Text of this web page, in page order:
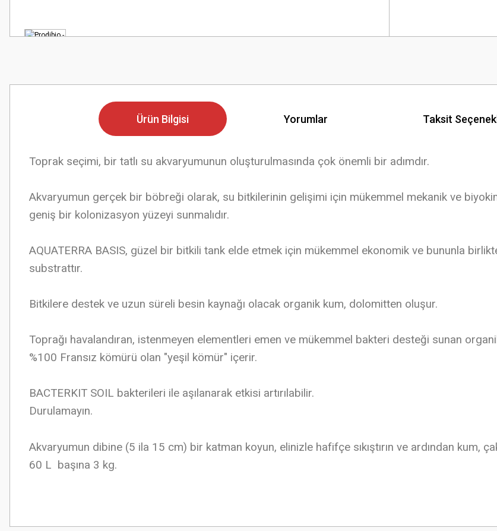
Ürün Bilgisi Yorumlar Taksit
Toprak seçimi, bir tatlı su akvaryumunun oluşturulmasında çok önemli bir adımdır.
Akvaryumun gerçek bir böbreği olarak, su bitkilerinin gelişimi için mükemmel mekanik ve
geniş bir kolonizasyon yüzeyi sunmalıdır.
AQUATERRA BASIS, güzel bir bitkili tank elde etmek için mükemmel ekonomik ve bununla
substrattır.
Bitkilere destek ve uzun süreli besin kaynağı olacak organik kum, dolomitten oluşur.
Toprağı havalandıran, istenmeyen elementleri emen ve mükemmel bakteri desteği sunan
%100 Fransız kömürü olan "yeşil kömür" içerir.
BACTERKIT SOIL bakterileri ile aşılanarak etkisi artırılabilir.
Durulamayın.
Akvaryumun dibine (5 ila 15 cm) bir katman koyun, elinizle hafifçe sıkıştırın ve ardından kum,
60 L başına 3 kg.